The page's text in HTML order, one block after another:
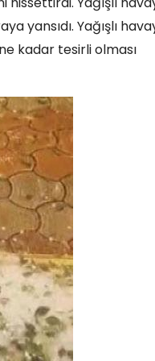
yansıdı. Yağışlı
kadar tesirli olması